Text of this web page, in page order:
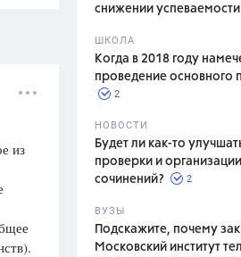
снижении
ШКОЛА
Когда в 2018 году
проведение основного
2
НОВОСТИ
Будет ли как-то
проверки и
сочинений?
2
ВУЗЫ
Подскажите, почему
Московский институт
из